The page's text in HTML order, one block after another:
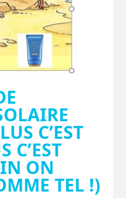
C’EST
C’EST
ON
TEL !)